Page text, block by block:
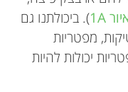
1A). ביכולתנו גם
מפטריות
יכולות להיות